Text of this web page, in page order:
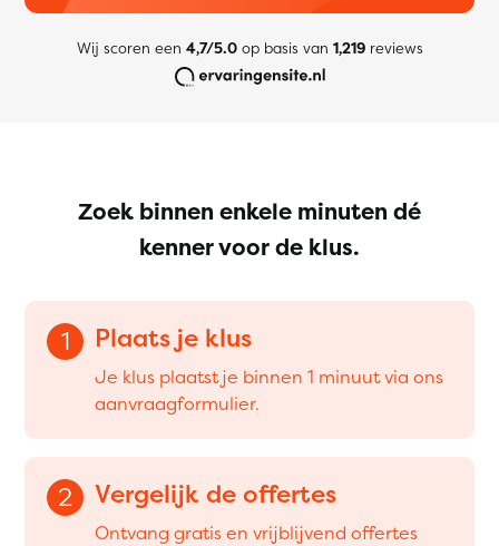
Wij scoren een 4,7/5.0op basis van 1,219reviews
Zoek binnen enkele minuten dé
kenner voor de klus.
1 Plaats je klus
Je klus plaatst je binnen 1 minuut via ons
aanvraagformulier.
2 Vergelijk de offertes
Ontvang gratis en vrijblijvend offertes